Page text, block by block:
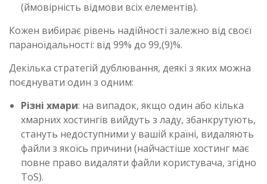
(ймовірність відмови всіх елементів).
Кожен вибирає рівень надійності залежно від своєї
параноїдальності: від 99% до 99,(9)%.
Декілька стратегій дублювання, деякі з яких можна
поєднувати один з одним:
Різні хмари: на випадок, якщо один або кілька
хмарних хостингів вийдуть з ладу, збанкрутують,
стануть недоступними у вашій країні, видаляють
файли з якоїсь причини (найчастіше хостинг має
повне право видаляти файли користувача, згідно
ToS).